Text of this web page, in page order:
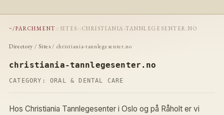
~/PARCHMENT :: SITES :: CHRISTIANIA-TANNLEGESENTER.NO
Directory /Sites / christiania-tannlegesenter.no
christiania-tannlegesenter.no
CATEGORY: ORAL & DENTAL CARE
Hos Christiania Tannlegesenter i Oslo og på Råholt er vi